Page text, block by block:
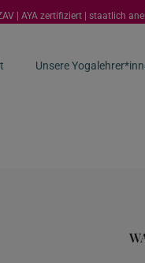
| AYA zertifiziert | staatlich
Unsere